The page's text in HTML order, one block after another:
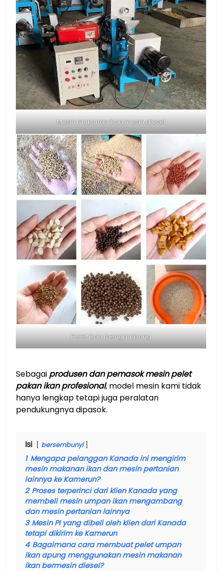
Mesin makanan ikan mesin diesel
Pelet ikan mengambang
Sebagai produsen dan pemasok mesin pelet
pakan ikan profesional, model mesin kami tidak
hanya lengkap tetapi juga peralatan
pendukungnya dipasok.
Isi bersembunyi
1 Mengapa pelanggan Kanada ini mengirim
mesin makanan ikan dan mesin pertanian
lainnya ke Kamerun?
2 Proses terperinci dari klien Kanada yang
membeli mesin umpan ikan mengambang
dan mesin pertanian lainnya
3 Mesin PI yang dibeli oleh klien dari Kanada
tetapi dikirim ke Kamerun
4 Bagaimana cara membuat pelet umpan
ikan apung menggunakan mesin makanan
ikan bermesin diesel?